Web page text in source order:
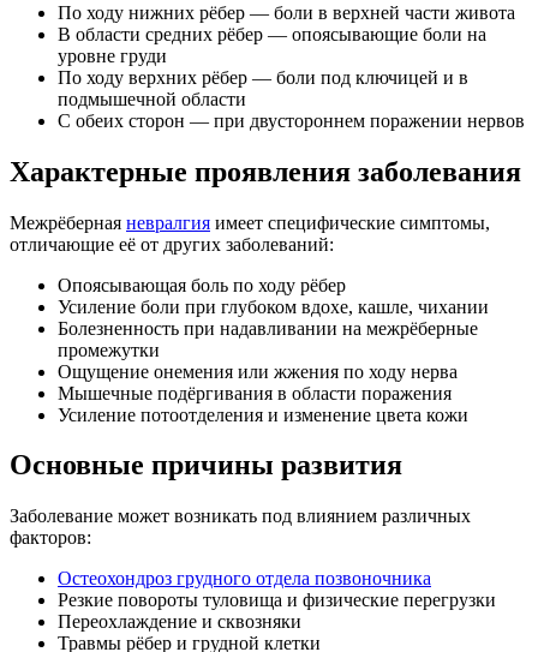
По ходу нижних рёбер — боли в верхней части живота
В области средних рёбер — опоясывающие боли на
уровне груди
По ходу верхних рёбер — боли под ключицей и в
подмышечной области
С обеих сторон — при двустороннем поражении нервов
Характерные проявления заболевания
Межрёберная невралгия имеет специфические симптомы,
отличающие её от других заболеваний:
Опоясывающая боль по ходу рёбер
Усиление боли при глубоком вдохе, кашле, чихании
Болезненность при надавливании на межрёберные
промежутки
Ощущение онемения или жжения по ходу нерва
Мышечные подёргивания в области поражения
Усиление потоотделения и изменение цвета кожи
Основные причины развития
Заболевание может возникать под влиянием различных
факторов:
Остеохондроз грудного отдела позвоночника
Резкие повороты туловища и физические перегрузки
Переохлаждение и сквозняки
Травмы рёбер и грудной клетки